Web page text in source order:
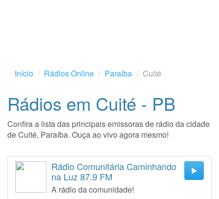
Início Rádios Online Paraíba Cuité
Rádios em Cuité - PB
Confira a lista das principais emissoras de rádio da cidade
de Cuité, Paraíba. Ouça ao vivo agora mesmo!
Rádio Comunitária Caminhando
na Luz 87.9 FM
A rádio da comunidade!